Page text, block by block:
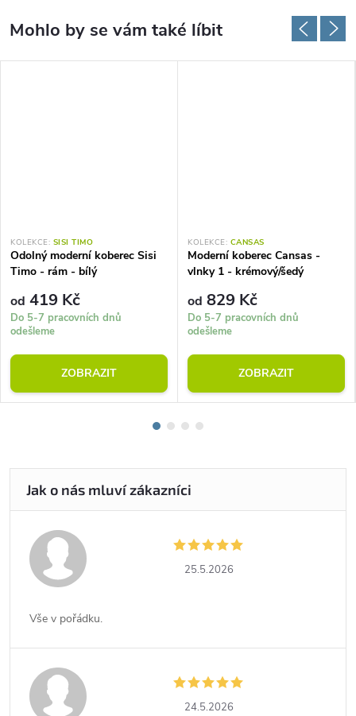
KOLEKCE: SISI TIMO
Odolný moderní koberec Sisi
Timo - rám - bílý
od 419 Kč
Do 5-7 pracovních dnů
odešleme
ZOBRAZIT
KOLEKCE: CANSAS
Moderní koberec Cansas -
vlnky 1 - krémový/šedý
od 829 Kč
Do 5-7 pracovních dnů
odešleme
ZOBRAZIT
25.5.2026
Vše v pořádku.
24.5.2026